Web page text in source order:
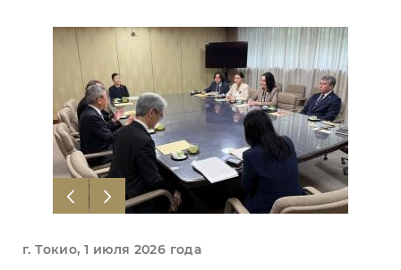
г. Токио, 1 июля 2026 года